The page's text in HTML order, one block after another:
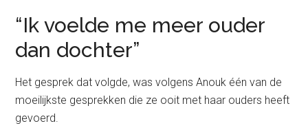
“Ik voelde me meer ouder
dan dochter”
Het gesprek dat volgde, was volgens Anouk één van de
moeilijkste gesprekken die ze ooit met haar ouders heeft
gevoerd.